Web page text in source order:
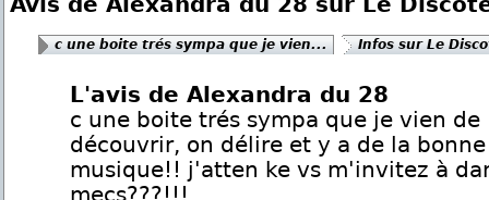
c une boite trés sympa que je vien... Infos sur Le
L'avis de Alexandra du 28
c une boite trés sympa que je vien de
découvrir, on délire et y a de la bonne
musique!! j'atten ke vs m'invitez à
mecs???!!!